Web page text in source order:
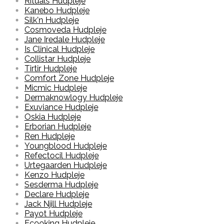
Kanebo Hudpleje
Silk'n Hudpleje
Cosmoveda Hudpleje
Jane Iredale Hudpleje
Is Clinical Hudpleje
Collistar Hudpleje
Tirtir Hudpleje
Comfort Zone Hudpleje
Micmic Hudpleje
Dermaknowlogy Hudpleje
Exuviance Hudpleje
Oskia Hudpleje
Erborian Hudpleje
Ren Hudpleje
Youngblood Hudpleje
Refectocil Hudpleje
Urtegaarden Hudpleje
Kenzo Hudpleje
Sesderma Hudpleje
Declare Hudpleje
Jack Njill Hudpleje
Payot Hudpleje